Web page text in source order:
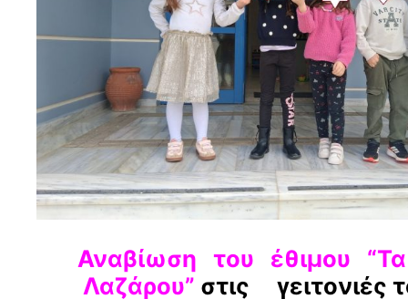
Αναβίωση του έθιμου
Λαζάρου” στις γειτονιές